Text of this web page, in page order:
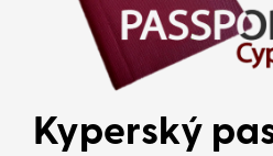
Kyperský